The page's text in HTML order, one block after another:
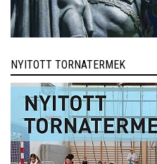
NYITOTT TORNATERMEK